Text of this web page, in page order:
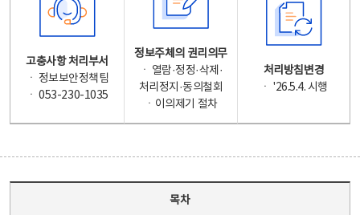
고충사항 처리부서
ㆍ 정보보안정책팀
ㆍ 053-230-1035
정보주체의 권리의무
ㆍ 열람·정정·삭제·
처리정지·동의철회
ㆍ이의제기 절차
처리방침변경
ㆍ '26.5.4. 시행
목차